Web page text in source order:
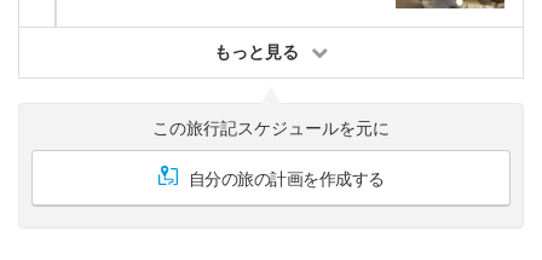
もっと見る
この旅行記スケジュールを元に
自分の旅の計画を作成する